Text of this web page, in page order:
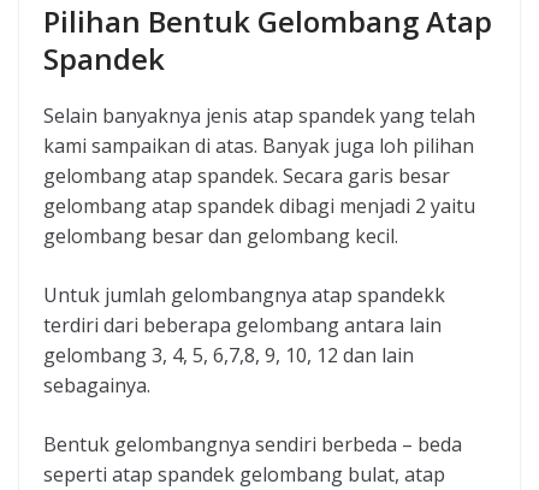
Pilihan Bentuk Gelombang Atap
Spandek
Selain banyaknya jenis atap spandek yang telah
kami sampaikan di atas. Banyak juga loh pilihan
gelombang atap spandek. Secara garis besar
gelombang atap spandek dibagi menjadi 2 yaitu
gelombang besar dan gelombang kecil.
Untuk jumlah gelombangnya atap spandekk
terdiri dari beberapa gelombang antara lain
gelombang 3, 4, 5, 6,7,8, 9, 10, 12 dan lain
sebagainya.
Bentuk gelombangnya sendiri berbeda – beda
seperti atap spandek gelombang bulat, atap